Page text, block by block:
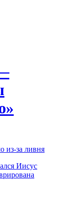
из-за ливня
Иисус